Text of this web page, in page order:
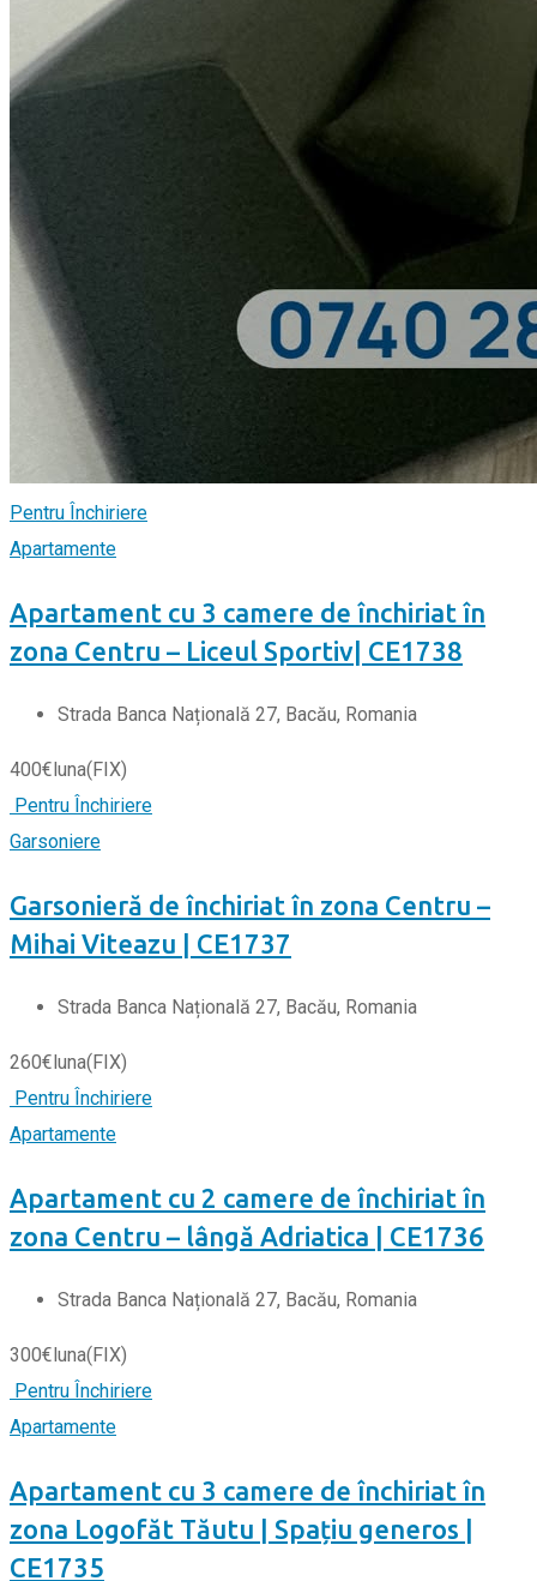
Pentru Închiriere
Apartamente
Apartament cu 3 camere de închiriat în
zona Centru – Liceul Sportiv| CE1738
Strada Banca Națională 27, Bacău, Romania
400€luna(FIX)
Pentru Închiriere
Garsoniere
Garsonieră de închiriat în zona Centru –
Mihai Viteazu | CE1737
Strada Banca Națională 27, Bacău, Romania
260€luna(FIX)
Pentru Închiriere
Apartamente
Apartament cu 2 camere de închiriat în
zona Centru – lângă Adriatica | CE1736
Strada Banca Națională 27, Bacău, Romania
300€luna(FIX)
Pentru Închiriere
Apartamente
Apartament cu 3 camere de închiriat în
zona Logofăt Tăutu | Spațiu generos |
CE1735